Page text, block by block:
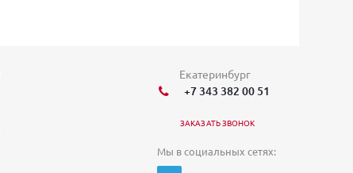
Екатеринбург
+7 343 382 00 51
ЗАКАЗАТЬ ЗВОНОК
Мы в социальных сетях: